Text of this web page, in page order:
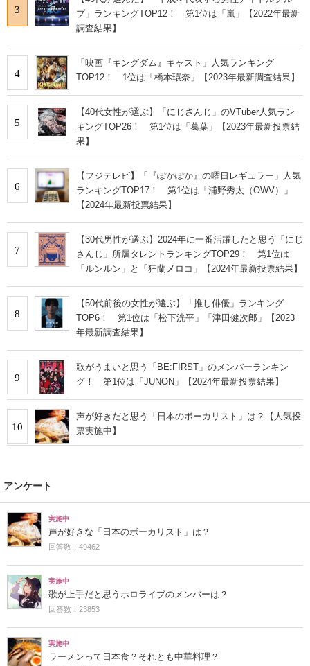
3
プ」ランキングTOP12！ 第1位は「嵐」【2022年最新
調査結果】
4
「映画『キングダム』キャスト」人気ランキング
TOP12！ 1位は「橋本環奈」【2023年最新調査結果】
5
【40代女性が選ぶ】「にじさんじ」のVTuber人気ラン
キングTOP26！ 第1位は「葛葉」【2023年最新投票結
果】
6
【フジテレビ】「『ぽかぽか』の曜日レギュラー」人気
ランキングTOP17！ 第1位は「浦野秀太（OWV）」
【2024年最新投票結果】
7
【30代男性が選ぶ】2024年に一番活躍したと思う「にじ
さんじ」所属タレントランキングTOP29！ 第1位は
「ルンルン」と「狂蘭メロコ」【2024年最新投票結果】
8
【50代前後の女性が選ぶ】「推し俳優」ランキング
TOP6！ 第1位は「松下洸平」「津田健次郎」【2023
年最新調査結果】
9
歌がうまいと思う「BE:FIRST」のメンバーランキン
グ！ 第1位は「JUNON」【2024年最新投票結果】
10
声が好きだと思う「日本のボーカリスト」は？【人気投
票実施中】
アンケート
実施中
声が好きな「日本のボーカリスト」は？
回答数：49462
実施中
歌が上手だと思うホロライブのメンバーは？
回答数：23853
実施中
ラーメンって日本食？それとも中華料理？